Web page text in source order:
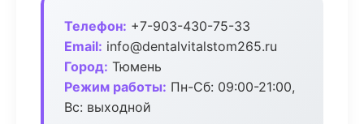
Телефон: +7-903-430-75-33
Email: info@dentalvitalstom265.ru
Город: Тюмень
Режим работы: Пн-Сб: 09:00-21:00,
Вс: выходной